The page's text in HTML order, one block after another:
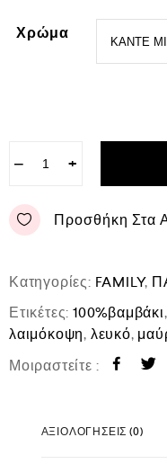
Χρώμα
− +
Προσθήκη Στα
Κατηγορίες: FAMILY,
Ετικέτες: 100%βαμβάκι,
λαιμόκοψη, λευκό,
Μοιραστείτε :
ΑΞΙΟΛΟΓΉΣΕΙΣ (0)